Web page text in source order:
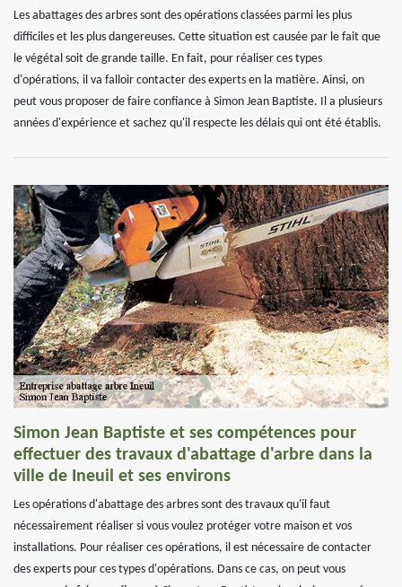
Les abattages des arbres sont des opérations classées parmi les plus
difficiles et les plus dangereuses. Cette situation est causée par le fait que
le végétal soit de grande taille. En fait, pour réaliser ces types
d'opérations, il va falloir contacter des experts en la matière. Ainsi, on
peut vous proposer de faire confiance à Simon Jean Baptiste. Il a plusieurs
années d'expérience et sachez qu'il respecte les délais qui ont été établis.
Simon Jean Baptiste et ses compétences pour
effectuer des travaux d'abattage d'arbre dans la
ville de Ineuil et ses environs
Les opérations d'abattage des arbres sont des travaux qu'il faut
nécessairement réaliser si vous voulez protéger votre maison et vos
installations. Pour réaliser ces opérations, il est nécessaire de contacter
des experts pour ces types d'opérations. Dans ce cas, on peut vous